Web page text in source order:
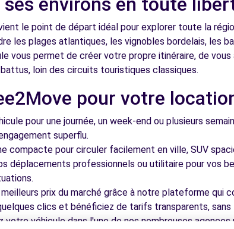
le point de départ idéal pour explorer toute la
les plages atlantiques, les vignobles bordelais, les
vous permet de créer votre propre itinéraire, de
loin des circuits touristiques classiques.
pour votre
pour une journée, un week-end ou plusieurs
superflu.
compacte pour circuler facilement en ville, SUV
déplacements professionnels ou utilitaire pour vos
prix du marché grâce à notre plateforme qui
clics et bénéficiez de tarifs transparents, sans
votre véhicule dans l'une de nos nombreuses